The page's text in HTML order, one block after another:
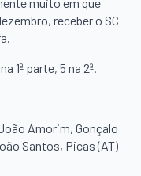
muito em que
receber o SC
1ª parte, 5 na 2ª.
Amorim, Gonçalo
Santos, Picas (AT)